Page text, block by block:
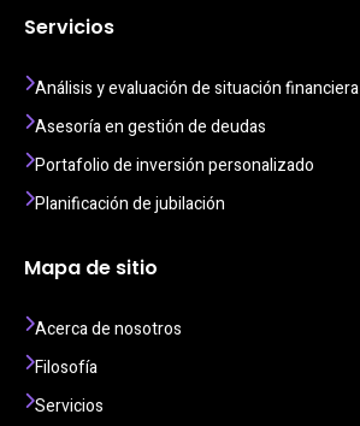
Servicios
Análisis y evaluación de situación financiera
Asesoría en gestión de deudas
Portafolio de inversión personalizado
Planificación de jubilación
Mapa de sitio
Acerca de nosotros
Filosofía
Servicios